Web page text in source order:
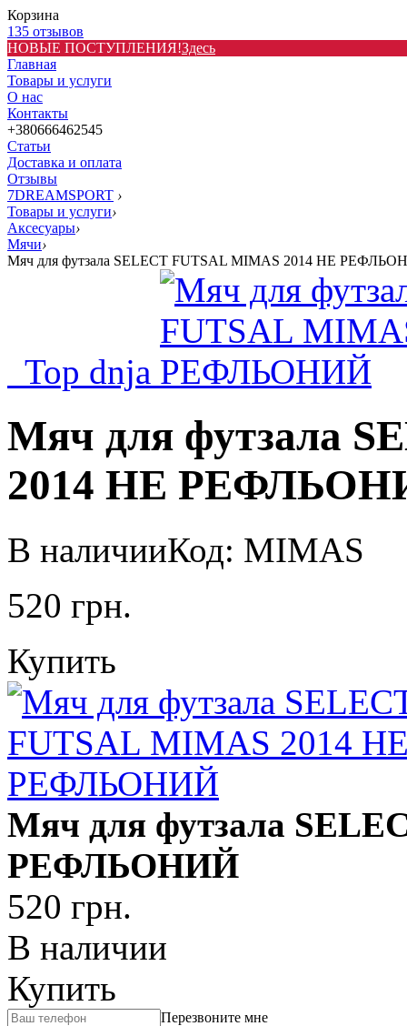
Корзина
135 отзывов
НОВЫЕ ПОСТУПЛЕНИЯ!Здесь
Главная
Товары и услуги
О нас
Контакты
+380666462545
Статьи
Доставка и оплата
Отзывы
7DREAMSPORT ›
Товары и услуги›
Аксесуары›
Мячи›
Мяч для футзала SELECT FUTSAL MIMAS 2014 НЕ
Top dnja
Мяч для футзала
2014 НЕ
В наличииКод: MIMAS
520 грн.
Купить
Мяч для футзала
РЕФЛЬОНИЙ
520 грн.
В наличии
Купить
Перезвоните мне